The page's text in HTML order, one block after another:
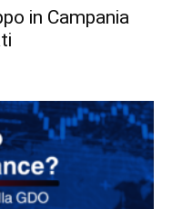
in Campania